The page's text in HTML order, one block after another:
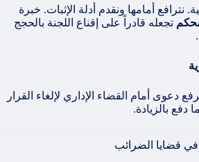
نترافع أمامها ونقدم أدلة الإثبات. خبرة
تجعله قادراً على إقناع اللجنة بالحجج
دعوى أمام القضاء الإداري لإلغاء القرار
دفع بالزيادة.
قضايا الضرائب